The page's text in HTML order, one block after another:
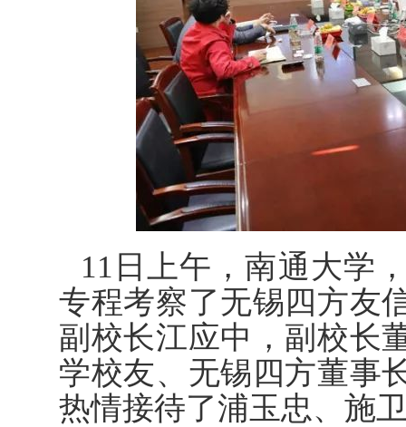
11日上午，南通大学
专程考察了无锡四方友
副校长江应中，副校长
学校友、无锡四方董事
热情接待了浦玉忠、施